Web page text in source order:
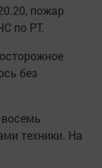
пожар
по РТ.
без
техники. На